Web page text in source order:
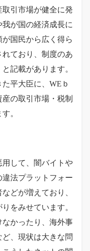
取引市場が健全に発
が国の経済成長に
国民から広く得ら
ており、制度のあ
記載があります。
平大臣に、WEｂ
の取引市場・税制
。
して、闇バイトや
法プラットフォー
どが増えており、
をみせています。
かったり、海外事
、現状は大きな問